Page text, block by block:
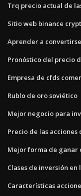
Trq precio actual de
Sitio web binance
Aprender a
Pronóstico del precio
Empresa de cfds
Rublo de oro soviético
Mejor negocio para
Precio de las
Mejor forma de ganar
Clases de inversión
Características